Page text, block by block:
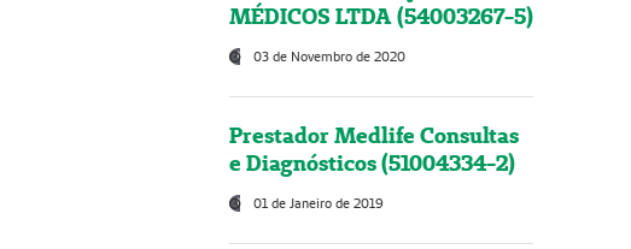
MÉDICOS LTDA (54003267-5)
03 de Novembro de 2020
Prestador Medlife Consultas
e Diagnósticos (51004334-2)
01 de Janeiro de 2019